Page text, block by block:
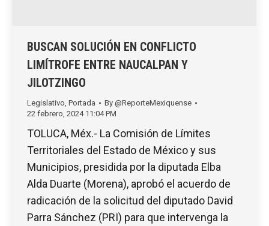
BUSCAN SOLUCIÓN EN CONFLICTO
LIMÍTROFE ENTRE NAUCALPAN Y
JILOTZINGO
Legislativo Portada By @ReporteMexiquense
22 febrero, 2024 11:04 PM
TOLUCA, Méx.- La Comisión de Límites
Territoriales del Estado de México y sus
Municipios, presidida por la diputada Elba
Alda Duarte (Morena), aprobó el acuerdo de
radicación de la solicitud del diputado David
Parra Sánchez (PRI) para que intervenga la